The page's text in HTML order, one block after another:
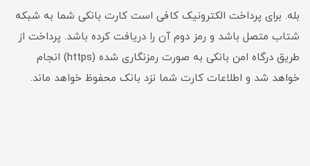
بله. برای پرداخت الکترونیک کافی است کارت بانکی شما به شبکه
شتاب متصل باشد و رمز دوم آن را دریافت کرده باشد. پرداخت از
طریق درگاه امن بانکی به صورت رمزنگاری شده (https) انجام
خواهد شد و اطلاعات کارت شما نزد بانک محفوظ خواهد ماند.